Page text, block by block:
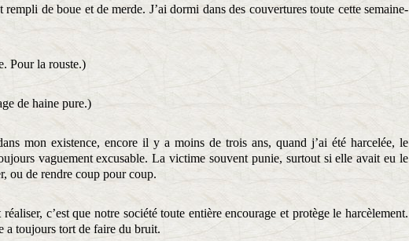
rempli de boue et de merde. J’ai dormi dans des couvertures toute cette semaine-
Pour la rouste.)
de haine pure.)
mon existence, encore il y a moins de trois ans, quand j’ai été harcelée, le
vaguement excusable. La victime souvent punie, surtout si elle avait eu le
ou de rendre coup pour coup.
c’est que notre société toute entière encourage et protège le harcèlement.
a toujours tort de faire du bruit.